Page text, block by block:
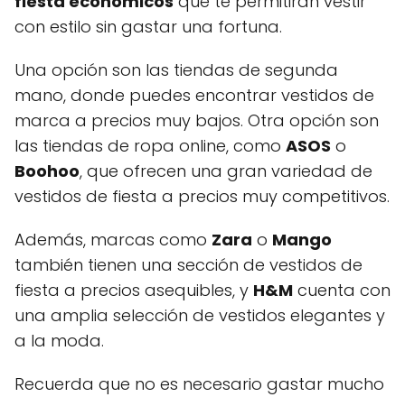
con estilo sin gastar una fortuna.
Una opción son las tiendas de segunda
mano, donde puedes encontrar vestidos de
marca a precios muy bajos. Otra opción son
las tiendas de ropa online, como ASOS o
Boohoo, que ofrecen una gran variedad de
vestidos de fiesta a precios muy competitivos.
Además, marcas como Zara o Mango
también tienen una sección de vestidos de
fiesta a precios asequibles, y H&M cuenta con
una amplia selección de vestidos elegantes y
a la moda.
Recuerda que no es necesario gastar mucho